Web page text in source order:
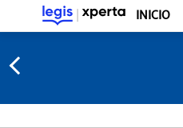
INICIO